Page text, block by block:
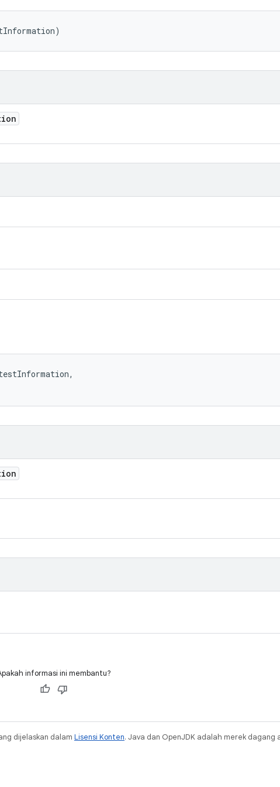
informasi ini membantu?
dijelaskan dalam Lisensi Konten. Java dan OpenJDK adalah merek dagang